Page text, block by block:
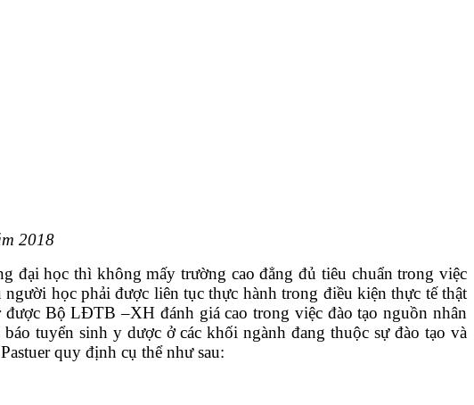
2018
đại học thì không mấy trường cao đẳng đủ tiêu chuẩn trong việc
học phải được liên tục thực hành trong điều kiện thực tế thật
Bộ LĐTB –XH đánh giá cao trong việc đào tạo nguồn nhân
tuyển sinh y dược ở các khối ngành đang thuộc sự đào tạo và
quy định cụ thể như sau: